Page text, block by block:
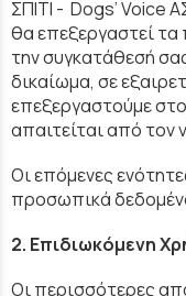
ΣΠΙΤΙ - Dogs’ Voice
θα επεξεργαστεί
την συγκατάθεσή
δικαίωμα, σε
επεξεργαστούμε
απαιτείται από τον
Οι επόμενες
προσωπικά
2. Επιδιωκόμενη
Οι περισσότερες